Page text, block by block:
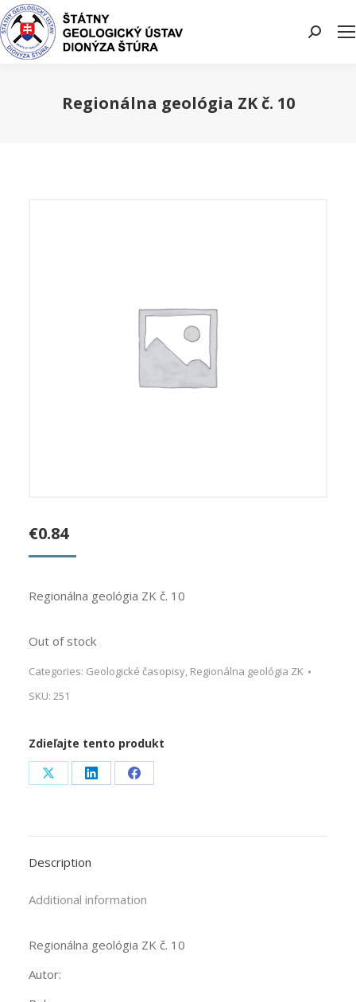
Search:
Regionálna geológia ZK č. 10
€0.84
Regionálna geológia ZK č. 10
Out of stock
Categories: Geologické časopisy, Regionálna geológia ZK
SKU: 251
Zdieľajte tento produkt
Share
X
Share
LinkedIn
Share
Facebook
Description
Additional information
Regionálna geológia ZK č. 10
Autor: